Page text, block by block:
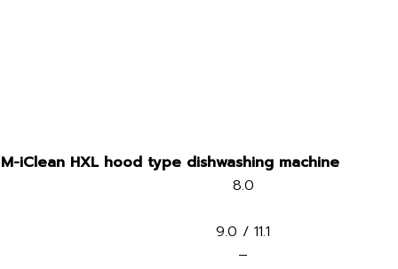
M-iClean HXL hood type dishwashing machine
8.0
9.0 / 11.1
–